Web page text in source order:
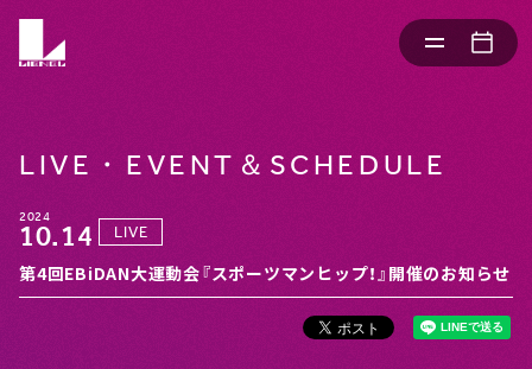
LIVE・EVENT＆SCHEDULE
2024
10.14 LIVE
第4回EBiDAN大運動会『スポーツマンヒップ！』開催のお知らせ